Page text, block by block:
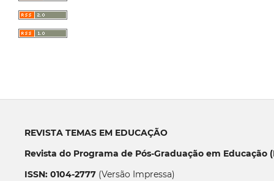
REVISTA TEMAS EM EDUCAÇÃO
Revista do Programa de Pós-Graduação em Educação
ISSN: 0104-2777(Versão Impressa)